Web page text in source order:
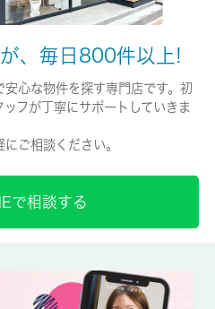
輪場が利用可能な物件です。単
て一人暮らしをするならこち
、毎日800件以上!
心な物件を探す専門店です。初
フが丁寧にサポートしていきま
ご相談ください。
で相談する